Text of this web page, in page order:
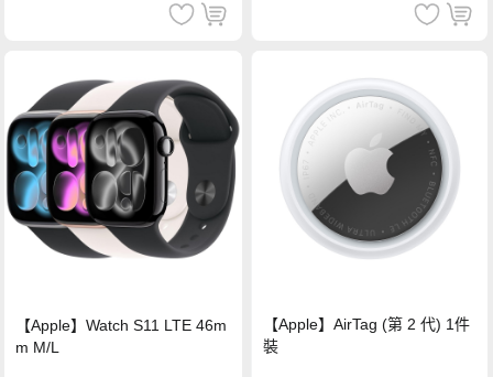
【Apple】Watch S11 LTE 46m
m M/L
【Apple】AirTag (第 2 代) 1件
裝